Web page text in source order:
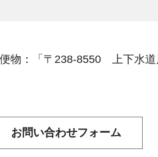
物：「〒238-8550 上下水道